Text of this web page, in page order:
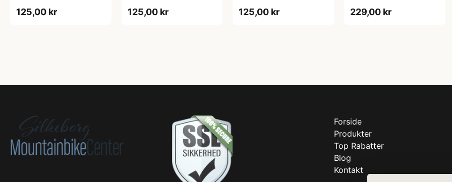
125,00 kr 125,00 kr 125,00 kr
Ærmer - Herre - Hvid -
229,00 kr
Forside
Produkter
Top Rabatter
Blog
Kontakt